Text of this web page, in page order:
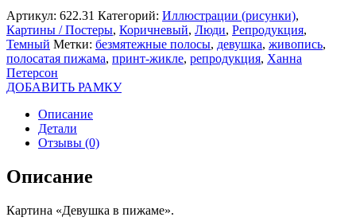
Артикул: 622.31 Категорий: Иллюстрации (рисунки),
Картины / Постеры, Коричневый, Люди, Репродукция,
Темный Метки: безмятежные полосы, девушка, живопись,
полосатая пижама, принт-жикле, репродукция, Ханна
Петерсон
ДОБАВИТЬ РАМКУ
Описание
Детали
Отзывы (0)
Описание
Картина «Девушка в пижаме».